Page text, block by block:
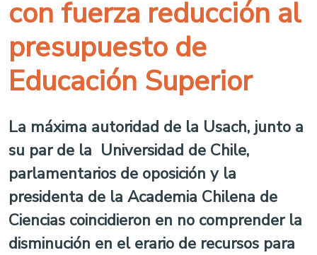
con fuerza reducción al
presupuesto de
Educación Superior
La máxima autoridad de la Usach, junto a
su par de la Universidad de Chile,
parlamentarios de oposición y la
presidenta de la Academia Chilena de
Ciencias coincidieron en no comprender la
disminución en el erario de recursos para